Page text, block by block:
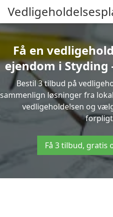
Få en
ejendom i
Bestil 3 tilbud på
sammenlign løsninger fra
vedligeholdelsen og
Få 3 tilbud, gratis